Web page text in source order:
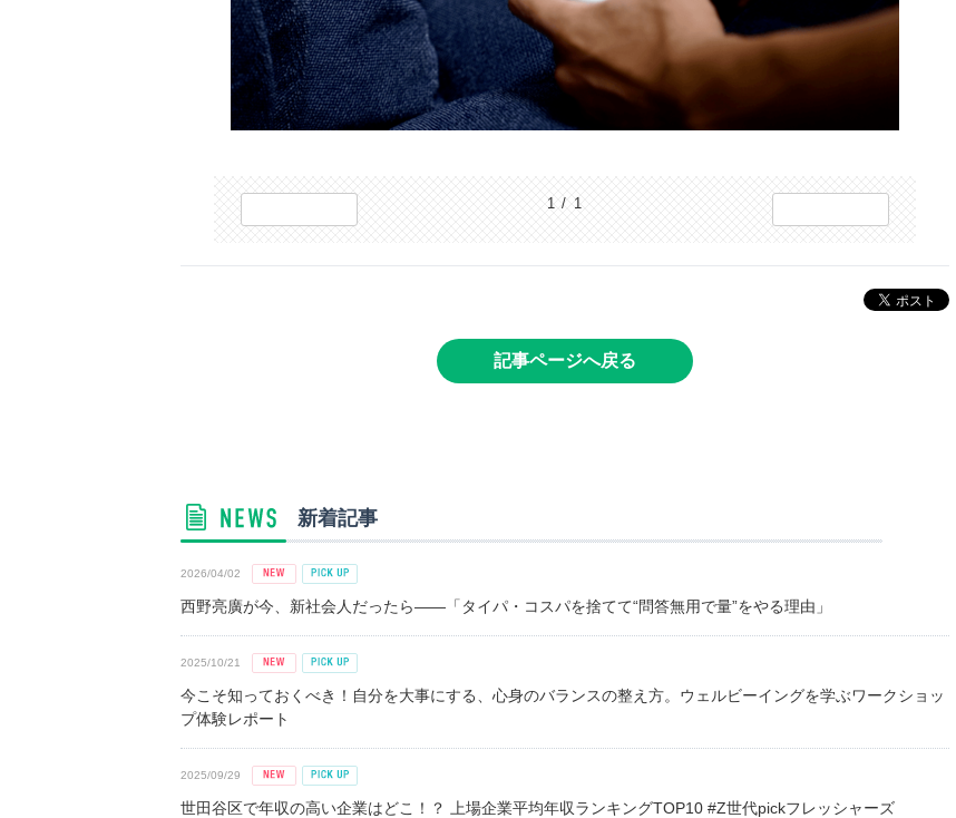
1 / 1
記事ページへ戻る
新着記事
2026/04/02
西野亮廣が今、新社会人だったら――「タイパ・コスパを捨てて“問答無用で量”をやる理由」
2025/10/21
今こそ知っておくべき！自分を大事にする、心身のバランスの整え方。ウェルビーイングを学ぶワークショッ
プ体験レポート
2025/09/29
世田谷区で年収の高い企業はどこ！？ 上場企業平均年収ランキングTOP10 #Z世代pickフレッシャーズ